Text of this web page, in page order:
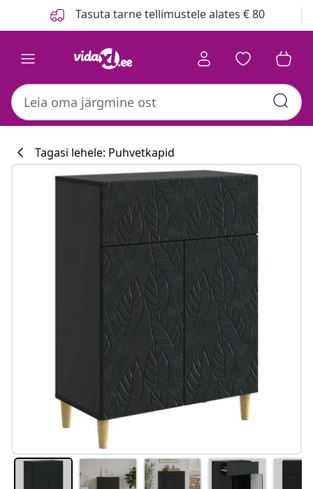
Tasuta tarne tellimustele alates € 80
#sharemevidaxl
Tagasi lehele: Puhvetkapid